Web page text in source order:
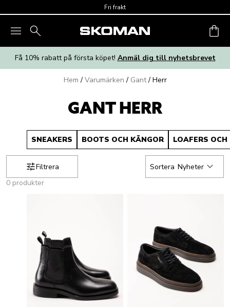
Fri frakt
Få 10% rabatt på första köpet! Anmäl dig till nyhetsbrevet
Hem / Varumärken / Gant / Herr
GANT HERR
SNEAKERS BOOTS OCH KÄNGOR LOAFERS
Filtrera Sortera Nyheter
0 produkter